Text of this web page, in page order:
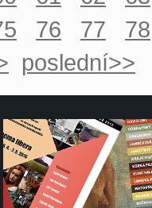
76 77
78
poslední>>